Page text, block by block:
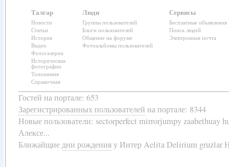
Талгар
Новости
Статьи
История
Видео
Фотогалереи
Исторические
фотографии
Топонимия
Справочная
Люди
Группы пользователей
Блоги пользователей
Общение на форуме
Фотоальбомы пользователей
Сервисы
Бесплатные объявления
Поиск людей
Электронная почта
Гостей на портале: 653
Зарегистрированных пользователей на портале: 8344
Новые пользователи: sectorperfect mirrorjumpy zaabethuay
Алексе...
Ближайщиедни рожденияу Интер Aelita Delirium gruzlar